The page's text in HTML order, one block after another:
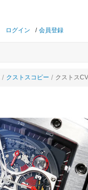
ログイン / 会員登録
クストスコピー クストス